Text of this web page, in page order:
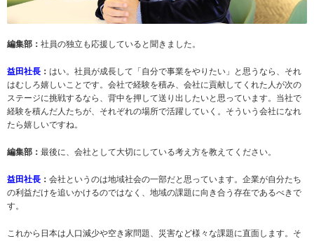
編集部： 社員の独立も応援していると聞きました。
益田社長 ： はい。社員が成長して「自分で事業をやりたい」と思うなら、それ
はむしろ嬉しいことです。会社で経験を積み、会社に貢献してくれた人が次の
ステージに挑戦するなら、背中を押して送り出したいと思っています。当社で
経験を積んだ人たちが、それぞれの場所で活躍していく。そういう会社になれ
たら嬉しいですね。
編集部： 最後に、会社として大切にしている考え方を教えてください。
益田社長 ： 会社というのは地域社会の一部だと思っています。企業が自分たち
の利益だけを追いかけるのではなく、地域の課題に向き合う存在であるべきで
す。
これから日本は人口減少や空き家問題、災害など様々な課題に直面します。そ